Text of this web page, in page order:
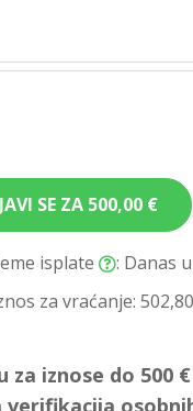
SE ZA 500,00 €
isplate
: Danas
za vraćanje:
iznose do 500